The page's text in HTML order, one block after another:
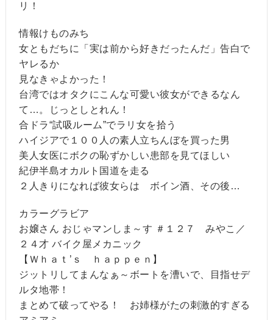
リ！
情報けものみち
女ともだちに「実は前から好きだったんだ」告白で
ヤレるか
見なきゃよかった！
台湾ではオタクにこんな可愛い彼女ができるなん
て…。じっとしとれん！
合ドラ“試吸ルーム”でラリ女を拾う
ハイジアで１００人の素人立ちんぼを買った男
美人女医にボクの恥ずかしい患部を見てほしい
紀伊半島オカルト国道を走る
２人きりになれば彼女らは ボイン酒、その後…
カラーグラビア
お嬢さん おじゃマンしま～す ＃１２７ みやこ／
２４才 バイク屋メカニック
【Ｗｈａｔ’ｓ ｈａｐｐｅｎ】
ジットリしてまんなぁ～ボートを漕いで、目指せデ
ルタ地帯！
まとめて破ってやる！ お姉様がたの刺激的すぎる